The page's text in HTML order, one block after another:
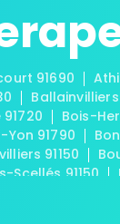
91690
Ballainvilliers
Bois-
91790
91150
Scellés 91150